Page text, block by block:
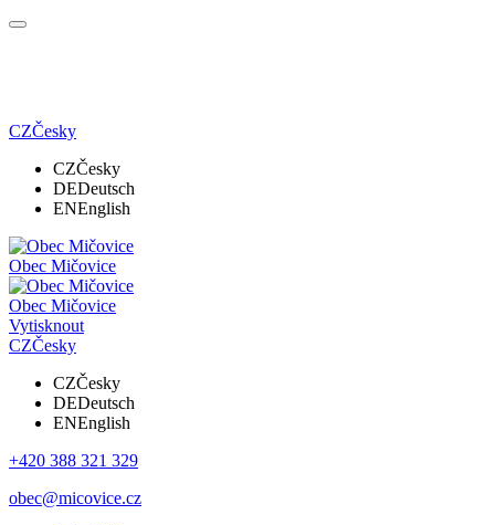
CZČesky
CZČesky
DEDeutsch
ENEnglish
Obec Mičovice
Obec Mičovice
Vytisknout
CZČesky
CZČesky
DEDeutsch
ENEnglish
+420 388 321 329
obec@micovice.cz